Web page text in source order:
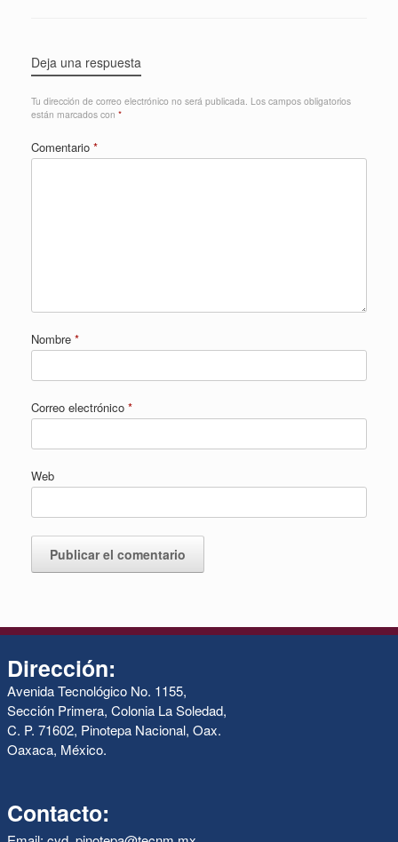
Deja una respuesta
Tu dirección de correo electrónico no será publicada. Los campos obligatorios
están marcados con *
Comentario *
Nombre *
Correo electrónico *
Web
Dirección:
Avenida Tecnológico No. 1155,
Sección Primera, Colonia La Soledad,
C. P. 71602, Pinotepa Nacional, Oax.
Oaxaca, México.
Contacto: